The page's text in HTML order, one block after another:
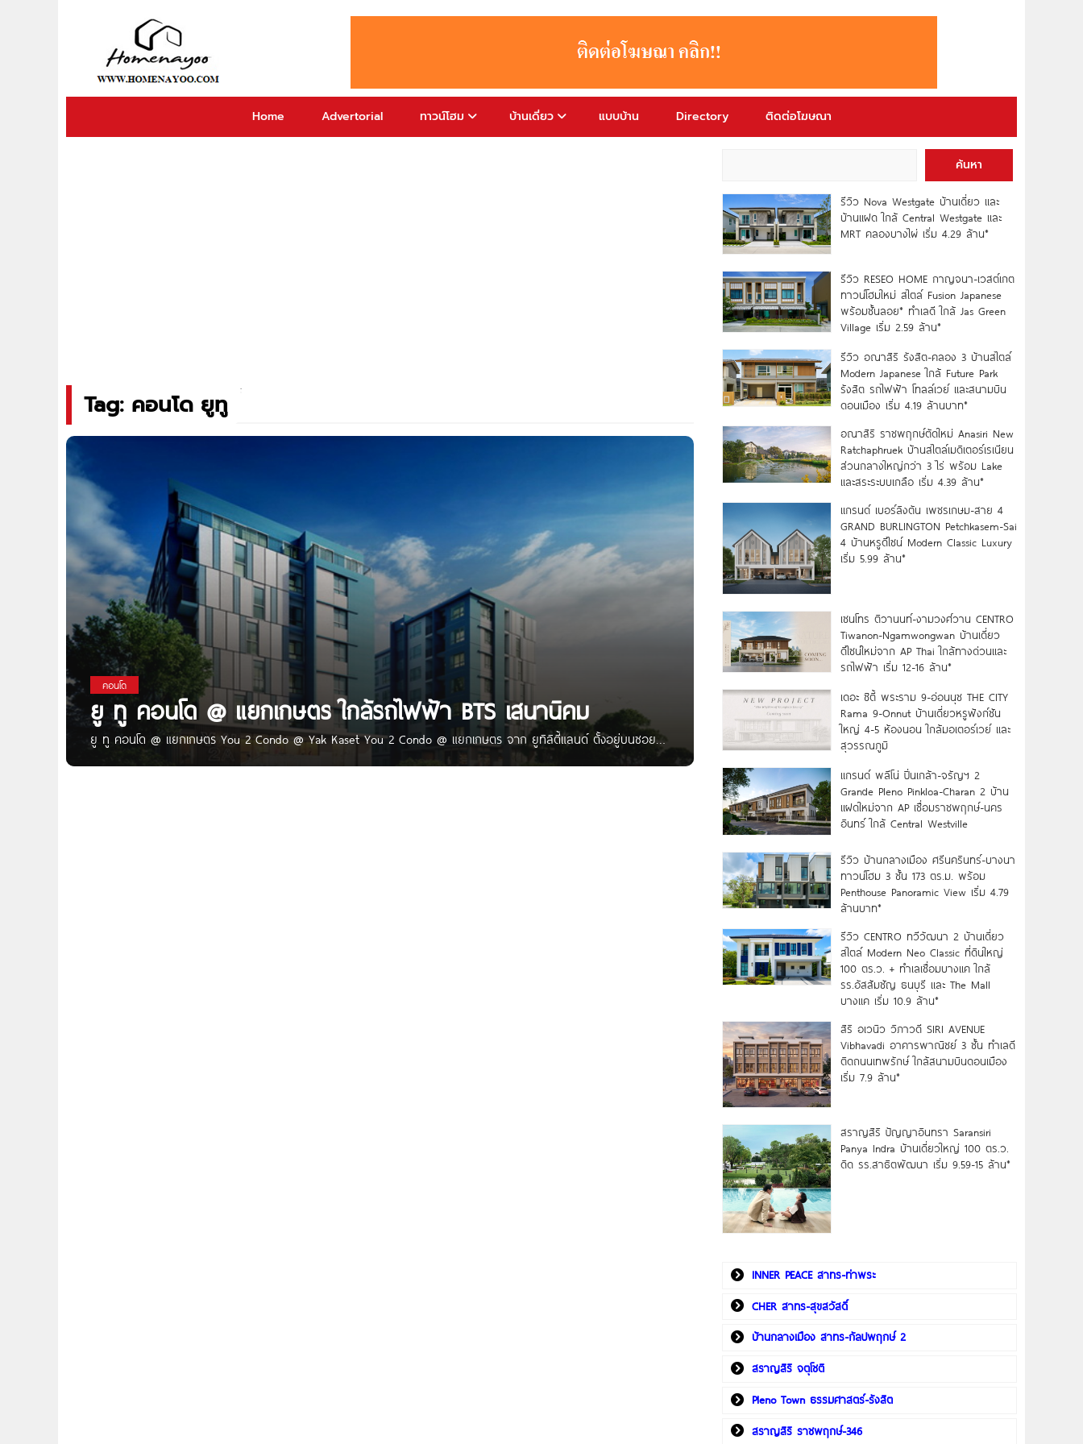
Home Advertorial ทาวน์โฮม บ้านเดี่ยว แบบบ้าน Directory ติดต่อโฆษณา
Tag: คอนโด ยูทู
คอนโด
ยู ทู คอนโด @ แยกเกษตร ใกล้รถไฟฟ้า BTS เสนานิคม
ยู ทู คอนโด @ แยกเกษตร You 2 Condo @ Yak Kaset You 2 Condo @ แยกเกษตร จาก ยูทิลิตี้แลนด์ ตั้งอยู่บนซอย
พหลโยธิน 34 แยก 16 แขวงเสนานิคม เขตจตุจักร กทม. ใกล้รถไฟฟ้า BTS สถานี เสนานิคม และ
ค้นหา
รีวิว Nova Westgate บ้านเดี่ยว และ
บ้านแฝด ใกล้ Central Westgate และ
MRT คลองบางไผ่ เริ่ม 4.29 ล้าน*
รีวิว RESEO HOME กาญจนา-เวสต์เกต
ทาวน์โฮมใหม่ สไตล์ Fusion Japanese
พร้อมชั้นลอย* ทำเลดี ใกล้ Jas Green
Village เริ่ม 2.59 ล้าน*
รีวิว อณาสิริ รังสิต-คลอง 3 บ้านสไตล์
Modern Japanese ใกล้ Future Park
รังสิต รถไฟฟ้า โทลล์เวย์ และสนามบิน
ดอนเมือง เริ่ม 4.19 ล้านบาท*
อณาสิริ ราชพฤกษ์ตัดใหม่ Anasiri New
Ratchaphruek บ้านสไตล์เมดิเตอร์เรเนียน
ส่วนกลางใหญ่กว่า 3 ไร่ พร้อม Lake
และสระระบบเกลือ เริ่ม 4.39 ล้าน*
แกรนด์ เบอร์ลิงตัน เพชรเกษม-สาย 4
GRAND BURLINGTON Petchkasem-Sai
4 บ้านหรูดีไซน์ Modern Classic Luxury
เริ่ม 5.99 ล้าน*
เซนโทร ติวานนท์-งามวงศ์วาน CENTRO
Tiwanon-Ngamwongwan บ้านเดี่ยว
ดีไซน์ใหม่จาก AP Thai ใกล้ทางด่วนและ
รถไฟฟ้า เริ่ม 12-16 ล้าน*
เดอะ ซิตี้ พระราม 9-อ่อนนุช THE CITY
Rama 9-Onnut บ้านเดี่ยวหรูฟังก์ชัน
ใหญ่ 4-5 ห้องนอน ใกล้มอเตอร์เวย์ และ
สุวรรณภูมิ
แกรนด์ พลีโน่ ปิ่นเกล้า-จรัญฯ 2
Grande Pleno Pinkloa-Charan 2 บ้าน
แฝดใหม่จาก AP เชื่อมราชพฤกษ์-นคร
อินทร์ ใกล้ Central Westville
รีวิว บ้านกลางเมือง ศรีนครินทร์-บางนา
ทาวน์โฮม 3 ชั้น 173 ตร.ม. พร้อม
Penthouse Panoramic View เริ่ม 4.79
ล้านบาท*
รีวิว CENTRO ทวีวัฒนา 2 บ้านเดี่ยว
สไตล์ Modern Neo Classic ที่ดินใหญ่
100 ตร.ว. + ทำเลเชื่อมบางแค ใกล้
รร.อัสสัมชัญ ธนบุรี และ The Mall
บางแค เริ่ม 10.9 ล้าน*
สิริ อเวนิว วิภาวดี SIRI AVENUE
Vibhavadi อาคารพาณิชย์ 3 ชั้น ทำเลดี
ติดถนนเทพรักษ์ ใกล้สนามบินดอนเมือง
เริ่ม 7.9 ล้าน*
สราญสิริ ปัญญาอินทรา Saransiri
Panya Indra บ้านเดี่ยวใหญ่ 100 ตร.ว.
ดิด รร.สาธิตพัฒนา เริ่ม 9.59-15 ล้าน*
INNER PEACE สาทร-ท่าพระ
CHER สาทร-สุขสวัสดิ์
บ้านกลางเมือง สาทร-กัลปพฤกษ์ 2
สราญสิริ จตุโชติ
Pleno Town ธรรมศาสตร์-รังสิต
สราญสิริ ราชพฤกษ์-346